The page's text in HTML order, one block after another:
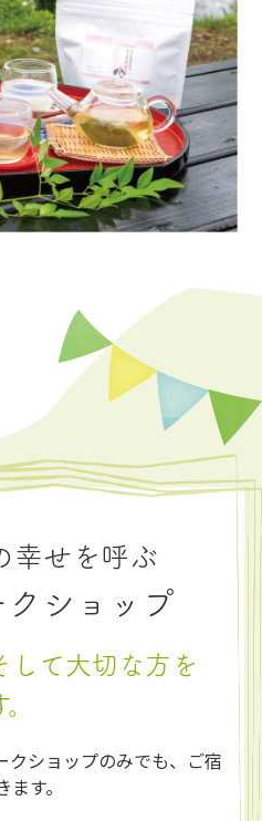
幸せを呼ぶ
クショップ
して大切な方を
クショップのみでも、ご宿
す。